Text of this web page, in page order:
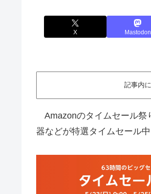
X Mastodon
記事内
Amazonのタイムセール祭
器などが特選タイムセール